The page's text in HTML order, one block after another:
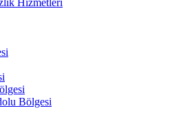
Hizmetleri
Bölgesi